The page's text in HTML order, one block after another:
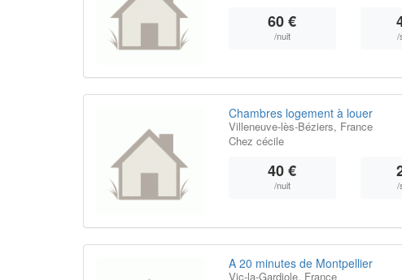
60 €
/nuit /
Chambres logement à louer
Villeneuve-lès-Béziers, France
Chez cécile
40 €
/nuit /
A 20 minutes de Montpellier
Vic-la-Gardiole, France